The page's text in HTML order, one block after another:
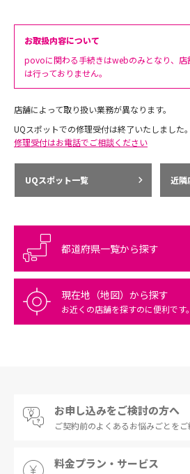
お取扱内容について
povoに関わる手続きはwebのみとなり、店
は行っておりません。
店舗によって取り扱い業務が異なります。
UQスポットでの修理受付は終了いたしました。
修理受付はお電話でご相談ください
UQスポット一覧 近隣
都道府県一覧から探す
現在地（地図）から探す
お近くの店舗を探すのに便利です。
お申し込みをご検討の方へ
ご契約前のよくあるお悩みごとをご
料金プラン・サービス